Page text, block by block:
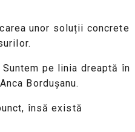
unor soluții concrete
pe linia dreaptă în
Bordușanu.
însă există